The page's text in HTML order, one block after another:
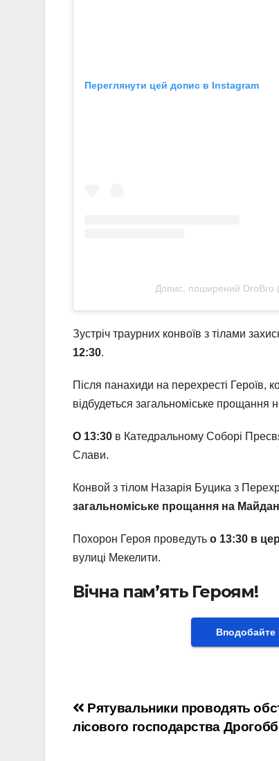
Переглянути цей допис в Instagram
Допис, поширений DroBro
Зустріч траурних конвоїв з тілами
12:30.
Після панахиди на перехресті Героїв,
відбудеться загальноміське прощання
О 13:30 в Катедральному Соборі
Слави.
Конвой з тілом Назарія Буцика з
загальноміське прощання на
Похорон Героя проведуть о 13:30 в
вулиці Мекелити.
Вічна пам’ять Героям!
Вподобайте
Навігація
Рятувальники проводять
лісового господарства